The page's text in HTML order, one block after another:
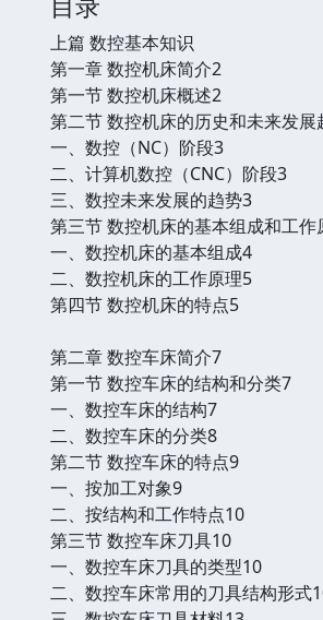
上篇 数控基本知识
第一章 数控机床简介2
第一节 数控机床概述2
第二节 数控机床的历史和未来发展
一、数控（NC）阶段3
二、计算机数控（CNC）阶段3
三、数控未来发展的趋势3
第三节 数控机床的基本组成和工作
一、数控机床的基本组成4
二、数控机床的工作原理5
第四节 数控机床的特点5
第二章 数控车床简介7
第一节 数控车床的结构和分类7
一、数控车床的结构7
二、数控车床的分类8
第二节 数控车床的特点9
一、按加工对象9
二、按结构和工作特点10
第三节 数控车床刀具10
一、数控车床刀具的类型10
二、数控车床常用的刀具结构形式